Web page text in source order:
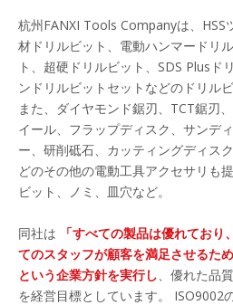
杭州FANXI Tools Companyは、HSS
材ドリルビット、電動ハンマードリ
ト、超硬ドリルビット、SDS Plusド
ンドリルビットセットなどのドリル
また、ダイヤモンド鋸刃、TCT鋸刃
イール、フラップディスク、サンデ
ー、研削砥石、カッティングディス
どのその他の電動工具アクセサリも
ビット、ノミ、皿穴など。
同社は
「すべての製品は優れてお
てのスタッフが顧客を満足させるた
という企業方針を実行し、優れた品
を経営目標としています。 ISO9002